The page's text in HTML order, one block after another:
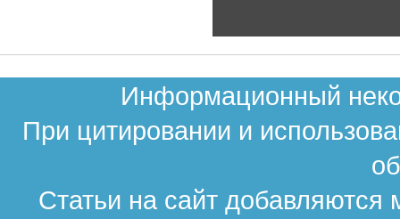
Информационный
При цитировании и
Статьи на сайт